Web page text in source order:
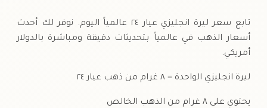
تابع سعر ليرة انجليزي عيار ٢٤ عالمياً اليوم. نوفر لك أحدث
أسعار الذهب في عالمياً بتحديثات دقيقة ومباشرة بالدولار
أمريكي.
ليرة انجليزي الواحدة = ٨ غرام من ذهب عيار ٢٤
يحتوي على ٨ غرام من الذهب الخالص